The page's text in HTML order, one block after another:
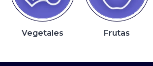
Vegetales Frutas